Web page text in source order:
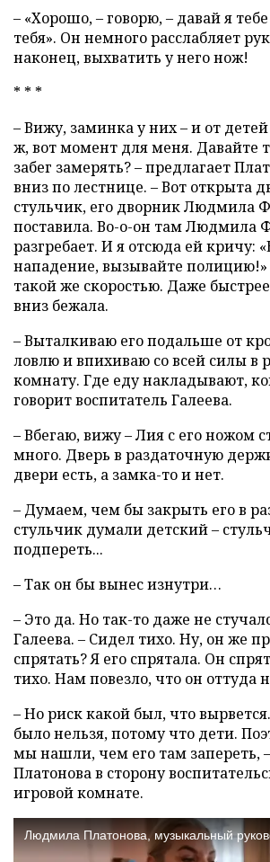
– «Хорошо, – говорю, – давай я
тебя». Он немного расслабляет
наконец, выхватить у него нож!
* * *
– Вижу, заминка у них – и от
ж, вот момент для меня. Давайте
забег замерять? – предлагает
вниз по лестнице. – Вот открыта
стульчик, его дворник Людмила
поставила. Во-о-он там Людмила
разгребает. И я отсюда ей кричу:
нападение, вызывайте полицию!»
такой же скоростью. Даже
вниз бежала.
– Выталкиваю его подальше от
ловлю и впихиваю со всей силы в
комнату. Где еду накладывают,
говорит воспитатель Галеева.
– Вбегаю, вижу – Лия с его ножом
много. Дверь в раздаточную
двери есть, а замка-то и нет.
– Думаем, чем бы закрыть его в
стульчик думали детский –
подпереть...
– Так он бы вынес изнутри…
– Это да. Но так-то даже не
Галеева. – Сидел тихо. Ну, он же
спрятать? Я его спрятала. Он
тихо. Нам повезло, что он оттуда
– Но риск какой был, что
было нельзя, потому что дети.
мы нашли, чем его там запереть,
Платонова в сторону
игровой комнате.